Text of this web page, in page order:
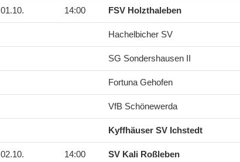
01.10. 14:00 FSV Holzthaleben
Hachelbicher SV
SG Sondershausen II
Fortuna Gehofen
VfB Schönewerda
Kyffhäuser SV Ichstedt
02.10. 14:00 SV Kali Roßleben